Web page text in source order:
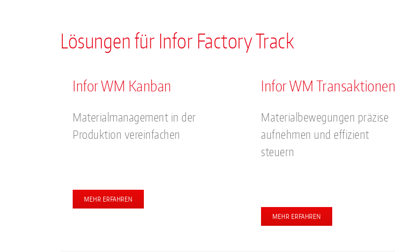
Lösungen für Infor Factory Track
Infor WM Kanban
Materialmanagement in der
Produktion vereinfachen
MEHR ERFAHREN
Infor WM Transaktionen
Materialbewegungen präzise
aufnehmen und effizient
steuern
MEHR ERFAHREN